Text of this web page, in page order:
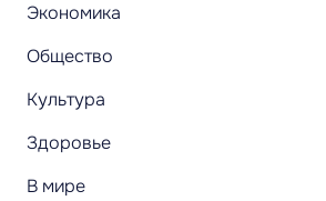
Экономика
Общество
Культура
Здоровье
В мире